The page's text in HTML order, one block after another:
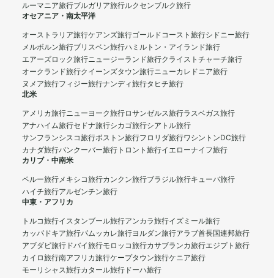
ルーマニア旅行ブルガリア旅行ルクセンブルク旅行
オセアニア・南太平洋
オーストラリア旅行ケアンズ旅行ゴールドコースト旅行シドニー旅行
メルボルン旅行ブリスベン旅行ハミルトン・アイランド旅行
エアーズロック旅行ニュージーランド旅行クライストチャーチ旅行
オークランド旅行クイーンズタウン旅行ニューカレドニア旅行
ヌメア旅行フィジー旅行ナンディ旅行タヒチ旅行
北米
アメリカ旅行ニューヨーク旅行ロサンゼルス旅行ラスベガス旅行
アナハイム旅行セドナ旅行シカゴ旅行シアトル旅行
サンフランシスコ旅行ボストン旅行フロリダ旅行ワシントンDC旅行
カナダ旅行バンクーバー旅行 トロント旅行イエローナイフ旅行
カリブ・中南米
ペルー旅行メキシコ旅行カンクン旅行ブラジル旅行キューバ旅行
ハイチ旅行アルゼンチン旅行
中東・アフリカ
トルコ旅行イスタンブール旅行アンカラ旅行イズミール旅行
カッパドキア旅行パムッカレ旅行ヨルダン旅行アラブ首長国連邦旅行
アブダビ旅行 ドバイ旅行モロッコ旅行カサブランカ旅行エジプト旅行
カイロ旅行南アフリカ旅行ケープタウン旅行ケニア旅行
モーリシャス旅行カタール旅行 ドーハ旅行